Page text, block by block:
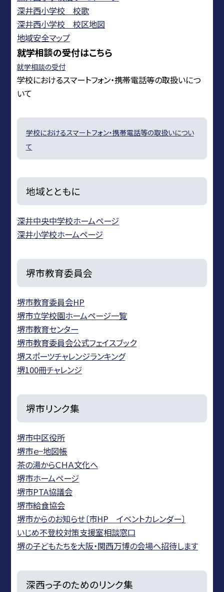
深井西小学校 校歌
深井西小学校 校区地図
地域安全マップ
就学相談の受付はこちら
就学相談の受付
学校におけるスマートフォン・携帯電話等の取扱いにつ
いて
学校におけるスマートフォン・携帯電話等の取扱いについ
て
地域とともに
深井中央中学校ホームページ
深井小学校ホームページ
堺市教育委員会
堺市教育委員会HP
堺市立学校園ホームページ一覧
堺市教育センター
堺市教育委員会公式フェイスブック
堺スポーツチャレンジランキング
堺100冊チャレンジ
堺市リンク集
堺市中区役所
堺市ｅ−地図帳
茶の湯からＣＨＡ文化へ
堺市ホームページ
堺市PTA協議会
堺市給食協会
堺市からのお知らせ〔市HP イベントカレンダー〕
いじめ不登校対策支援室相談窓口
堺の子どもたちを大阪・関西万博の会場へ招待します
深西っ子のためのリンク集